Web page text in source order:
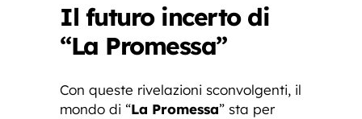
Il futuro incerto di
“La Promessa”
Con queste rivelazioni sconvolgenti, il
mondo di “La Promessa” sta per